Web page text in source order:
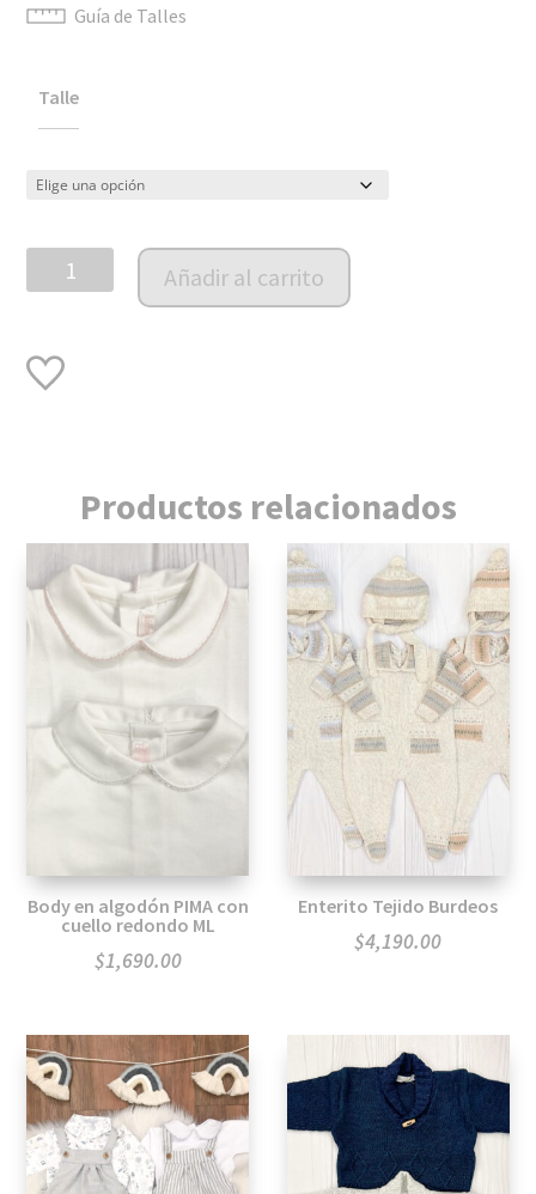
Guía de Talles
Talle
Enterito
tejido
cantidad
Añadir al carrito
Productos relacionados
Body en algodón PIMA con
cuello redondo ML
$1,690.00
Enterito Tejido Burdeos
$4,190.00